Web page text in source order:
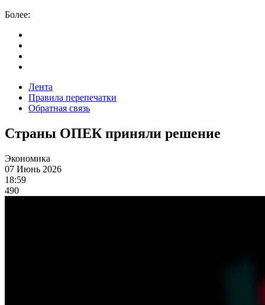
Более:
Лента
Правила перепечатки
Обратная связь
Страны ОПЕК приняли решение
Экономика
07 Июнь 2026
18:59
490